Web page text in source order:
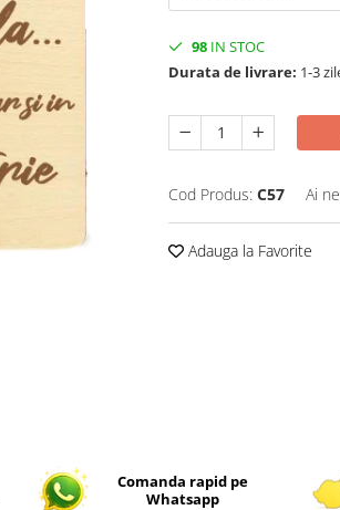
98 IN STOC
Durata de livrare: 1-3
Cod Produs: C57 Ai
Adauga la Favorite
Comanda rapid pe
Whatsapp